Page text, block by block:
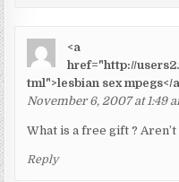
<a
href="http://
tml">lesbian sex mpegs</
November 6, 2007 at 1:49
What is a free gift ?
Reply